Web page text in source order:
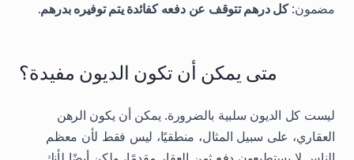
مضمون:كل درهم تتوقف عن دفعه كفائدة يتم توفيره بدرهم.
متى يمكن أن تكون الديون مفيدة؟
ليست كل الديون سلبية بالضرورة. يمكن أن يكون الرهن
العقاري، على سبيل المثال، منطقيًا، ليس فقط لأن معظم